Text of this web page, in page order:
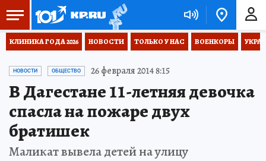
КЛИНИКА ГОДА 2026 НОВОСТИ ТОЛЬКО У НАС ВОЕНКОРЫ
НОВОСТИ ОБЩЕСТВО 26 февраля 2014 8:15
В Дагестане 11-летняя девочка
спасла на пожаре двух
братишек
Маликат вывела детей на улицу